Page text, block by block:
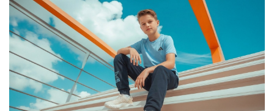
Unisex
Yeni Ürünler
Çok Satanlar
Tüm Ürünler